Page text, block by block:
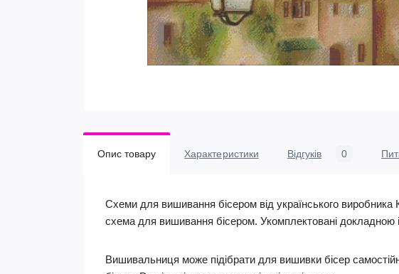
Опис товару Характеристики Відгуків 0
Схеми для вишивання бісером від українського виробника
схема для вишивання бісером. Укомплектовані докладною
Вишивальниця може підібрати для вишивки бісер